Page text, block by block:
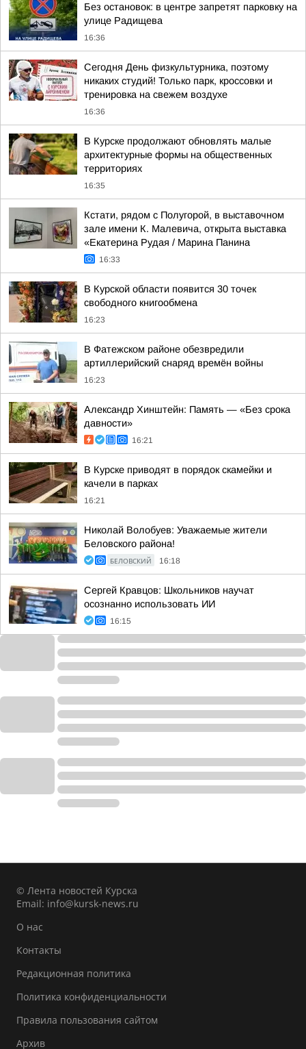
Без остановок: в центре запретят парковку на
улице Радищева
16:36
Сегодня День физкультурника, поэтому
никаких студий! Только парк, кроссовки и
тренировка на свежем воздухе
16:36
В Курске продолжают обновлять малые
архитектурные формы на общественных
территориях
16:35
Кстати, рядом с Полугорой, в выставочном
зале имени К. Малевича, открыта выставка
«Екатерина Рудая / Марина Панина
16:33
В Курской области появится 30 точек
свободного книгообмена
16:23
В Фатежском районе обезвредили
артиллерийский снаряд времён войны
16:23
Александр Хинштейн: Память — «Без срока
давности»
16:21
В Курске приводят в порядок скамейки и
качели в парках
16:21
Николай Волобуев: Уважаемые жители
Беловского района!
БЕЛОВСКИЙ 16:18
Сергей Кравцов: Школьников научат
осознанно использовать ИИ
16:15
© Лента новостей Курска
Email: info@kursk-news.ru
О нас
Контакты
Редакционная политика
Политика конфиденциальности
Правила пользования сайтом
Архив